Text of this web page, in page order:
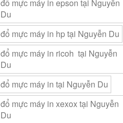
đổ mực máy in epson tại Nguyễn
Du
đổ mực máy in hp tại Nguyễn Du
đổ mực máy in ricoh tại Nguyễn
Du
đổ mực máy in tại Nguyễn Du
đổ mực máy in xexox tại Nguyễn
Du